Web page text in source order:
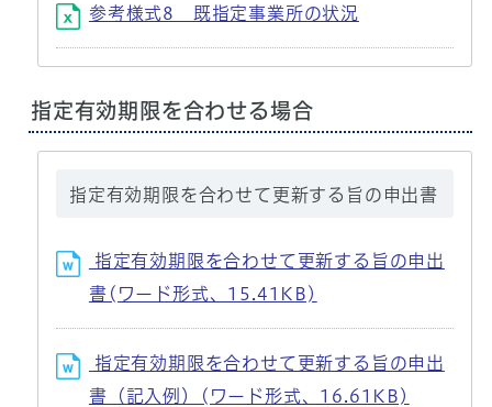
参考様式8 既指定事業所の状況
指定有効期限を合わせる場合
指定有効期限を合わせて更新する旨の申出書
指定有効期限を合わせて更新する旨の申出
書(ワード形式、15.41KB)
指定有効期限を合わせて更新する旨の申出
書（記入例）(ワード形式、16.61KB)